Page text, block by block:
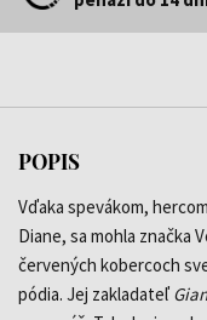
POPIS
Vďaka spevákom,
Diane, sa mohla značka
červených kobercoch
pódia. Jej zakladateľ